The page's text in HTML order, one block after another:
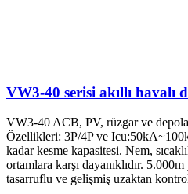
VW3-40 serisi akıllı havalı
VW3-40 ACB, PV, rüzgar ve
Özellikleri: 3P/4P ve
kadar kesme kapasitesi. Nem,
ortamlara karşı dayanıklıdır.
tasarruflu ve gelişmiş uzaktan